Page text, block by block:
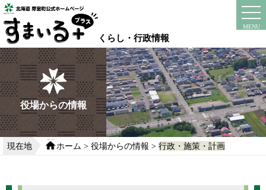
本
文
へ
移
動
る
くらし・行政情報
MENU
instagram
役場からの情報
現在地 ホーム > 役場からの情報 > 行政・施策・計画